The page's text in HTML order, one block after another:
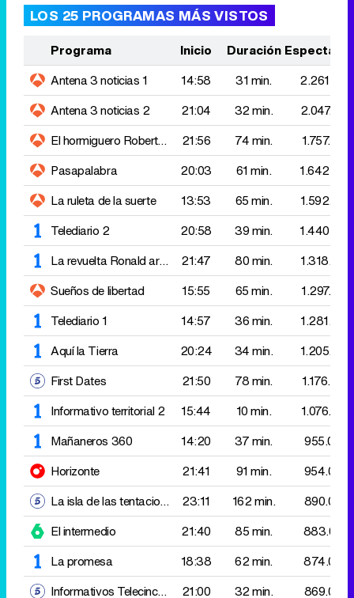
El hormigueroRoberto leal 21:56 74 min.
Pasapalabra
20:03 61 min.
1.642.000
La ruleta de la suerte
13:53 65 min.
1.592.000
Telediario 2
20:58 39 min.
1.440.000
La revueltaRonald araujo 21:47 80 min.
1.318.000
Sueños de libertad
15:55 65 min.
1.297.000
Telediario 1
14:57 36 min.
1.281.000
Aquí la Tierra
20:24 34 min.
1.205.000
First Dates
21:50 78 min.
1.176.000
Informativo territorial 2
15:44 10 min.
1.076.000
Mañaneros 360
14:20 37 min.
955.000
Horizonte
21:41 91 min.
954.000
La isla de las tentaciones
23:11 162 min.
890.000
El intermedio
21:40 85 min.
883.000
La promesa
18:38 62 min.
874.000
Informativos Telecinco 21:00
21:00 32 min.
869.000
Malas lenguas
19:40 44 min.
867.000
Cocina abierta de Karlos Arguiñano
Gallineta con
13:26 26 min.
852.000
¡Allá tú!
19:59 60 min.
836.000